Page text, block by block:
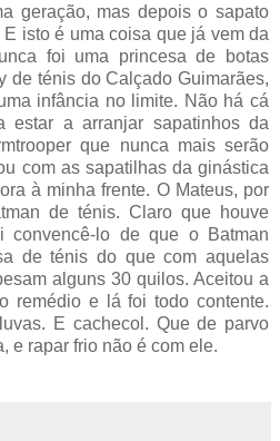
geração, mas depois o sapato
isto é uma coisa que já vem da
foi uma princesa de botas
de ténis do Calçado Guimarães,
infância no limite. Não há cá
estar a arranjar sapatinhos da
que nunca mais serão
com as sapatilhas da ginástica
à minha frente. O Mateus, por
de ténis. Claro que houve
convencê-lo de que o Batman
de ténis do que com aquelas
alguns 30 quilos. Aceitou a
remédio e lá foi todo contente.
E cachecol. Que de parvo
e rapar frio não é com ele.